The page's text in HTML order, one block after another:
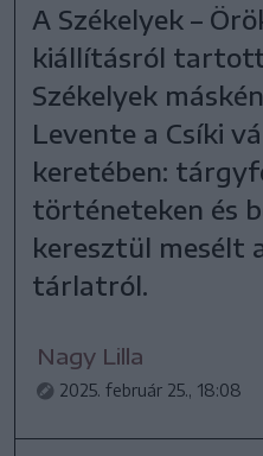
A Székelyek –
kiállításról
Székelyek
Levente a Csíki
keretében:
történeteken és
keresztül mesélt
tárlatról.
Nagy Lilla
2025. február 25., 18:08